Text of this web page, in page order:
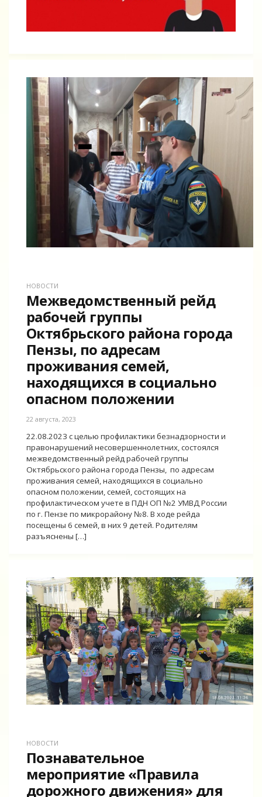
НОВОСТИ
Межведомственный рейд
рабочей группы
Октябрьского района города
Пензы, по адресам
проживания семей,
находящихся в социально
опасном положении
22 августа, 2023
22.08.2023 с целью профилактики безнадзорности и
правонарушений несовершеннолетних, состоялся
межведомственный рейд рабочей группы
Октябрьского района города Пензы, по адресам
проживания семей, находящихся в социально
опасном положении, семей, состоящих на
профилактическом учете в ПДН ОП №2 УМВД России
по г. Пензе по микрорайону №8. В ходе рейда
посещены 6 семей, в них 9 детей. Родителям
разъяснены […]
НОВОСТИ
Познавательное
мероприятие «Правила
дорожного движения» для